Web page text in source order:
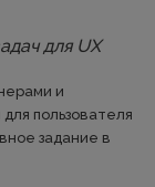
для UX
и
пользователя
задание в